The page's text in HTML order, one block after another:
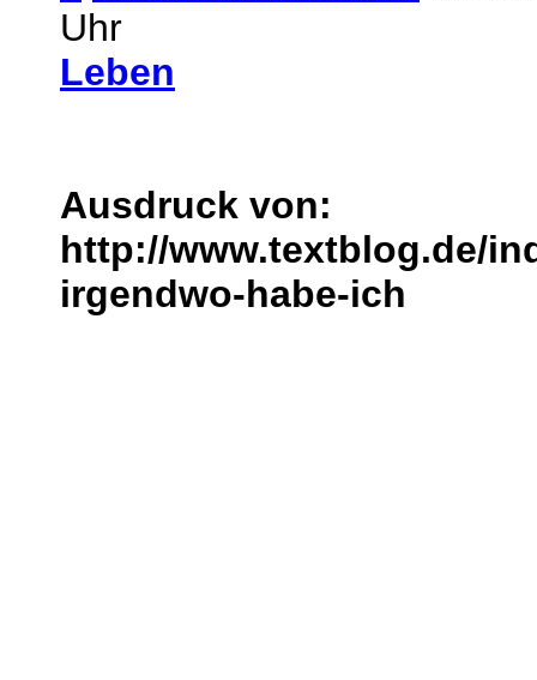
Uhr
Leben
Ausdruck von:
http://www.textblog.de/
irgendwo-habe-ich